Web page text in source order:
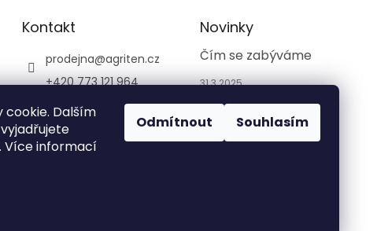
cookie. Dalším
Více informací
Odmítnout Souhlasím
Kontakt
prodejna@agriten.cz
+420 773 121 964
+420 773 121 964
agriten_prodejna_tru
tnov_
Novinky
Čím se zabýváme
31.3.2025